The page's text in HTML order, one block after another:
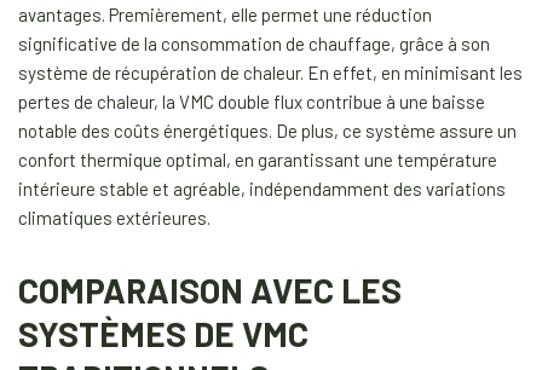
avantages. Premièrement, elle permet une réduction
significative de la consommation de chauffage, grâce à son
système de récupération de chaleur. En effet, en minimisant les
pertes de chaleur, la VMC double flux contribue à une baisse
notable des coûts énergétiques. De plus, ce système assure un
confort thermique optimal, en garantissant une température
intérieure stable et agréable, indépendamment des variations
climatiques extérieures.
COMPARAISON AVEC LES
SYSTÈMES DE VMC